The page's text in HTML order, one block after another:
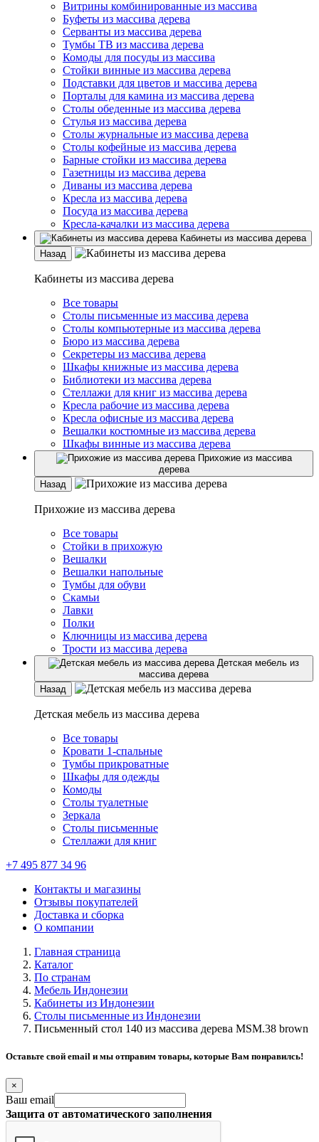
Витрины комбинированные из массива
Буфеты из массива дерева
Серванты из массива дерева
Тумбы ТВ из массива дерева
Комоды для посуды из массива
Стойки винные из массива дерева
Подставки для цветов и массива дерева
Порталы для камина из массива дерева
Столы обеденные из массива дерева
Стулья из массива дерева
Столы журнальные из массива дерева
Столы кофейные из массива дерева
Барные стойки из массива дерева
Газетницы из массива дерева
Диваны из массива дерева
Кресла из массива дерева
Посуда из массива дерева
Кресла-качалки из массива дерева
Кабинеты из массива дерева
Назад
Кабинеты из массива дерева
Все товары
Столы письменные из массива дерева
Столы компьютерные из массива дерева
Бюро из массива дерева
Секретеры из массива дерева
Шкафы книжные из массива дерева
Библиотеки из массива дерева
Стеллажи для книг из массива дерева
Кресла рабочие из массива дерева
Кресла офисные из массива дерева
Вешалки костюмные из массива дерева
Шкафы винные из массива дерева
Прихожие из массива
дерева
Назад
Прихожие из массива дерева
Все товары
Стойки в прихожую
Вешалки
Вешалки напольные
Тумбы для обуви
Скамьи
Лавки
Полки
Ключницы из массива дерева
Трости из массива дерева
Детская мебель из
массива дерева
Назад
Детская мебель из массива дерева
Все товары
Кровати 1-спальные
Тумбы прикроватные
Шкафы для одежды
Комоды
Столы туалетные
Зеркала
Столы письменные
Стеллажи для книг
+7 495 877 34 96
Контакты и магазины
Отзывы покупателей
Доставка и сборка
О компании
Главная страница
Каталог
По странам
Мебель Индонезии
Кабинеты из Индонезии
Столы письменные из Индонезии
Письменный стол 140 из массива дерева MSM.38 brown
Оставьте свой email и мы отправим товары, которые Вам понравилсь!
×
Ваш email
Защита от автоматического заполнения